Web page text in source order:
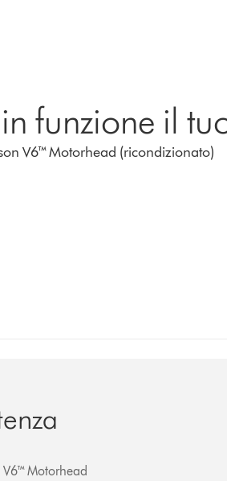
funzione il
V6™ Motorhead (ricondizionato)
Motorhead